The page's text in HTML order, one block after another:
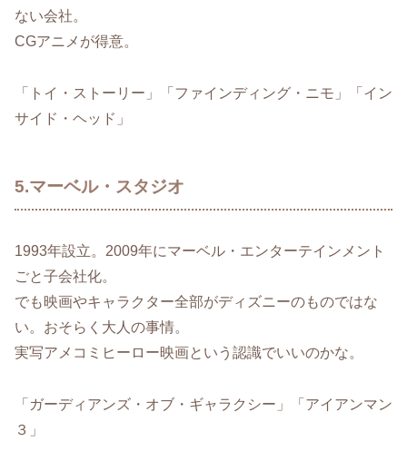
ない会社。
CGアニメが得意。
「トイ・ストーリー」「ファインディング・ニモ」「イン
サイド・ヘッド」
5.マーベル・スタジオ
1993年設立。2009年にマーベル・エンターテインメント
ごと子会社化。
でも映画やキャラクター全部がディズニーのものではな
い。おそらく大人の事情。
実写アメコミヒーロー映画という認識でいいのかな。
「ガーディアンズ・オブ・ギャラクシー」「アイアンマン
３」